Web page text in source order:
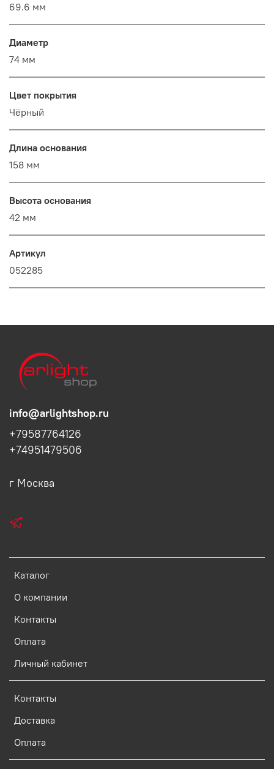
69.6 мм
Диаметр
74 мм
Цвет покрытия
Чёрный
Длина основания
158 мм
Высота основания
42 мм
Артикул
052285
Каталог
О компании
Контакты
Оплата
Личный кабинет
Контакты
Доставка
Оплата
info@arlightshop.ru
+79587764126
+74951479506
г Москва